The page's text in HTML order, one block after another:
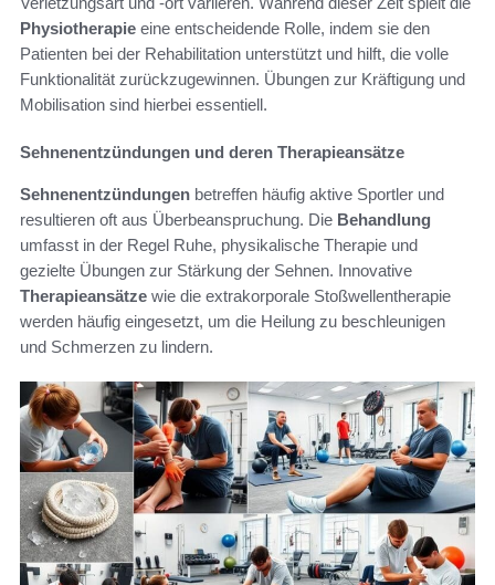
Physiotherapie eine entscheidende Rolle, indem sie den
Patienten bei der Rehabilitation unterstützt und hilft, die volle
Funktionalität zurückzugewinnen. Übungen zur Kräftigung und
Mobilisation sind hierbei essentiell.
Sehnenentzündungen und deren Therapieansätze
Sehnenentzündungen betreffen häufig aktive Sportler und
resultieren oft aus Überbeanspruchung. Die Behandlung
umfasst in der Regel Ruhe, physikalische Therapie und
gezielte Übungen zur Stärkung der Sehnen. Innovative
Therapieansätze wie die extrakorporale Stoßwellentherapie
werden häufig eingesetzt, um die Heilung zu beschleunigen
und Schmerzen zu lindern.